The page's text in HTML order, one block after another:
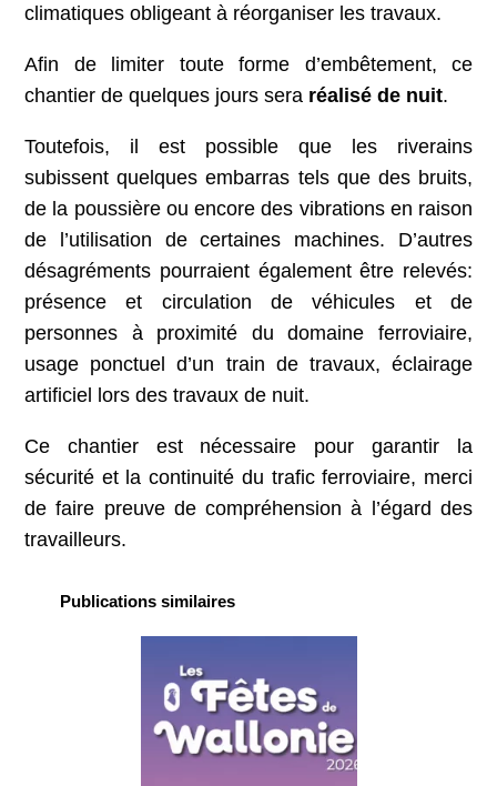
climatiques obligeant à réorganiser les travaux.
Afin de limiter toute forme d’embêtement, ce
chantier de quelques jours sera réalisé de nuit.
Toutefois, il est possible que les riverains
subissent quelques embarras tels que des bruits,
de la poussière ou encore des vibrations en raison
de l’utilisation de certaines machines. D’autres
désagréments pourraient également être relevés:
présence et circulation de véhicules et de
personnes à proximité du domaine ferroviaire,
usage ponctuel d’un train de travaux, éclairage
artificiel lors des travaux de nuit.
Ce chantier est nécessaire pour garantir la
sécurité et la continuité du trafic ferroviaire, merci
de faire preuve de compréhension à l’égard des
travailleurs.
Publications similaires